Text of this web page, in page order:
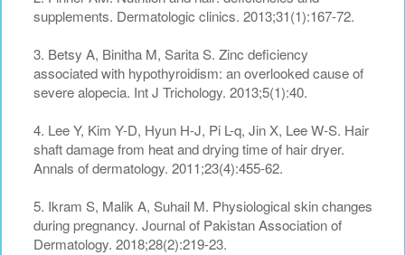
supplements. Dermatologic clinics. 2013;31(1):167-72.
3. Betsy A, Binitha M, Sarita S. Zinc deficiency
associated with hypothyroidism: an overlooked cause of
severe alopecia. Int J Trichology. 2013;5(1):40.
4. Lee Y, Kim Y-D, Hyun H-J, Pi L-q, Jin X, Lee W-S. Hair
shaft damage from heat and drying time of hair dryer.
Annals of dermatology. 2011;23(4):455-62.
5. Ikram S, Malik A, Suhail M. Physiological skin changes
during pregnancy. Journal of Pakistan Association of
Dermatology. 2018;28(2):219-23.